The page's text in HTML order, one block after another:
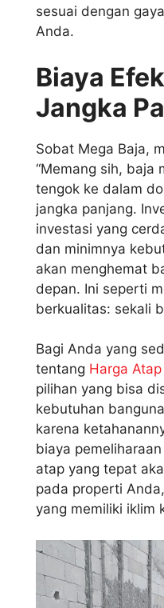
sesuai dengan
Anda.
Biaya
Jangka
Sobat Mega Baja,
“Memang sih, baja
tengok ke dalam
jangka panjang.
investasi yang
dan minimnya
akan menghemat
depan. Ini seperti
berkualitas: sekali
Bagi Anda yang
tentang Harga
pilihan yang bisa
kebutuhan
karena
biaya
atap yang tepat
pada properti
yang memiliki iklim